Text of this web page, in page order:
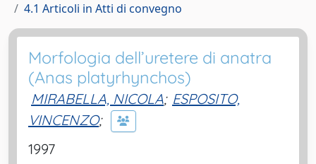
4.1 Articoli in Atti di convegno
Morfologia dell’uretere di anatra
(Anas platyrhynchos)
MIRABELLA, NICOLA; ESPOSITO,
VINCENZO;
1997